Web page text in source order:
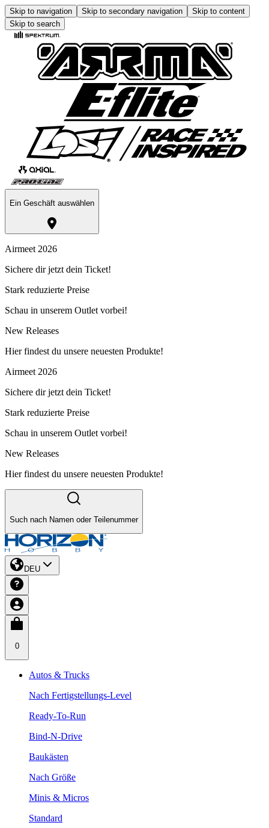
Skip to navigation Skip to secondary navigation
Skip to content
Skip to search
Ein Geschäft auswählen
Airmeet 2026
Sichere dir jetzt dein Ticket!
Stark reduzierte Preise
Schau in unserem Outlet vorbei!
New Releases
Hier findest du unsere neuesten Produkte!
Airmeet 2026
Sichere dir jetzt dein Ticket!
Stark reduzierte Preise
Schau in unserem Outlet vorbei!
New Releases
Hier findest du unsere neuesten Produkte!
Such nach Namen oder Teilenummer
DEU
0
Autos & Trucks
Nach Fertigstellungs-Level
Ready-To-Run
Bind-N-Drive
Baukästen
Nach Größe
Minis & Micros
Standard